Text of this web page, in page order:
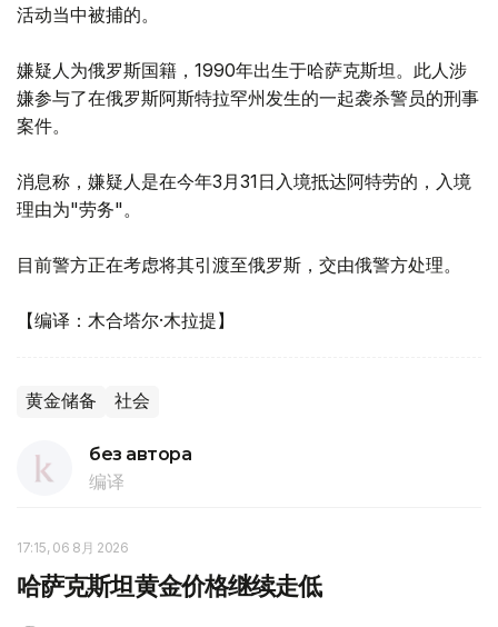
活动当中被捕的。
嫌疑人为俄罗斯国籍，1990年出生于哈萨克斯坦。此人涉
嫌参与了在俄罗斯阿斯特拉罕州发生的一起袭杀警员的刑事
案件。
消息称，嫌疑人是在今年3月31日入境抵达阿特劳的，入境
理由为"劳务"。
目前警方正在考虑将其引渡至俄罗斯，交由俄警方处理。
【编译：木合塔尔·木拉提】
黄金储备 社会
без автора
编译
17:15, 06 8月 2026
哈萨克斯坦黄金价格继续走低